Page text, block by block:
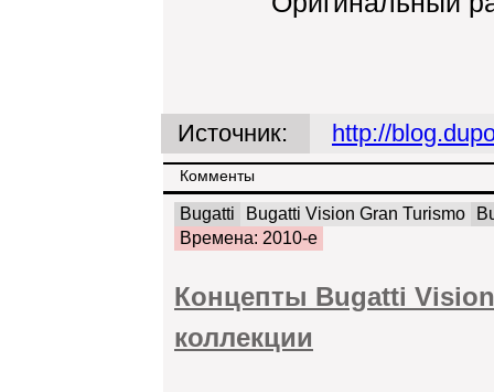
Источник: http://
Комменты
Bugatti Bugatti Vision Gran Turismo
Времена: 2010-е
Концепты Bugatti
коллекции